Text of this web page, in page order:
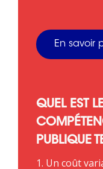
En savoir
QUEL EST
PUBLIQUE
1. Un coût